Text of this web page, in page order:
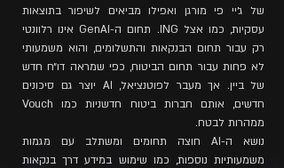
של ג׳יי פי מורגן ואפילו מביאים לשיפור בתוצאות
עסקיות, כמו אצל ING. תחום ה-GenAI אינו רלוונטי
רק עבור תחום הבנקאות והתשלומים, והוא משמעותי
לא פחות עבור תחום הביטוח, כפי שמראה דו״ח חדש
של ביין. אך מעבר לפוטנציאל, AI יוצר גם סיכונים
חדשים, אותם חברות ביטוח חדשניות כמו Vouch
ממהרות לבטח.
נושא ה-AI חוצה תחומים ומשתלב עם מגמות
משמעותיות נוספות, כמו שימוש במידע דרך בנקאות